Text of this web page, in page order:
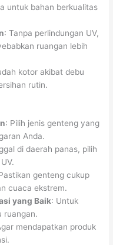
untuk bahan berkualitas
: Tanpa perlindungan UV,
ruangan lebih
kotor akibat debu
rutin.
: Pilih jenis genteng yang
Anda.
di daerah panas, pilih
genteng cukup
cuaca ekstrem.
yang Baik: Untuk
ruangan.
mendapatkan produk